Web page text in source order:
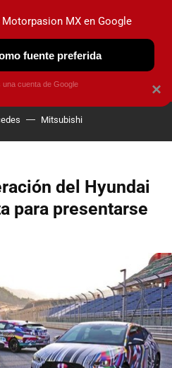
HOY NO CIRCULA
Mitsubishi
del Hyundai
para presentarse
×
MX en Google
fuente preferida
una cuenta de Google